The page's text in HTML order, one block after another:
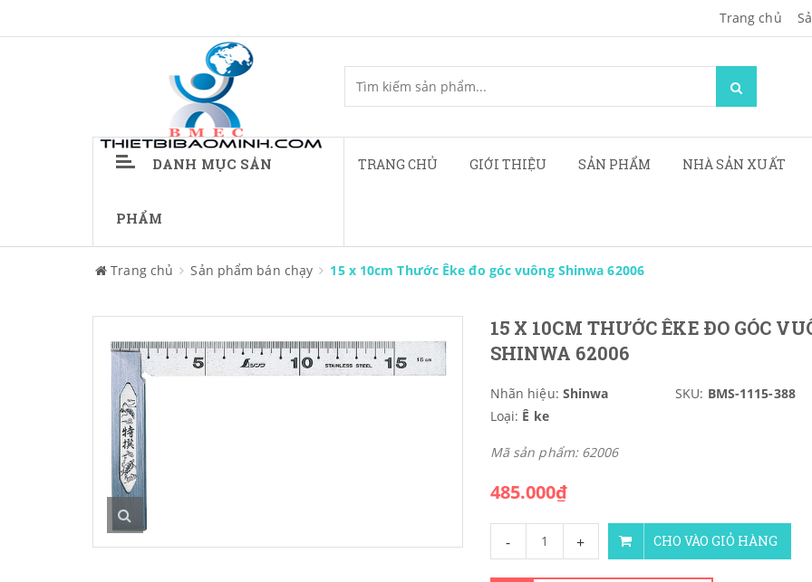
Trang chủ
DANH MỤC SẢN
PHẨM
TRANG CHỦ GIỚI THIỆU SẢN PHẨM NHÀ SẢN XUẤT
Trang chủ Sản phẩm bán chạy 15 x 10cm Thước Êke đo góc vuông Shinwa 62006
15 X 10CM THƯỚC ÊKE ĐO GÓC
SHINWA 62006
Nhãn hiệu: Shinwa SKU: BMS-1115-388
Loại: Ê ke
Mã sản phẩm: 62006
485.000₫
- + CHO VÀO GIỎ HÀNG